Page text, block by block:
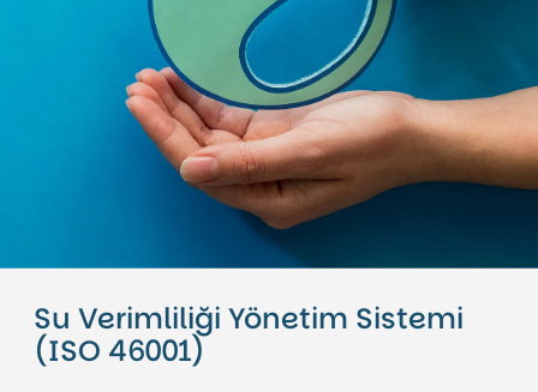
Su Verimliliği Yönetim Sistemi
(ISO 46001)